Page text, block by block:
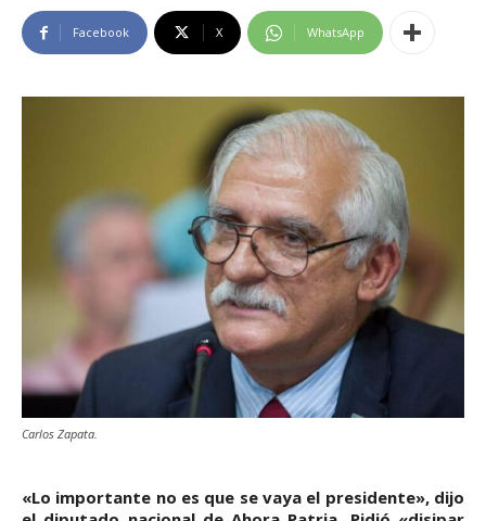
Facebook X WhatsApp
Carlos Zapata.
«Lo importante no es que se vaya el presidente», dijo